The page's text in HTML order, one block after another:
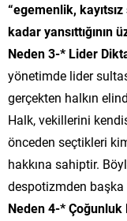
“egemenlik,
kadar
Neden 3-* Lider
yönetimde lider
gerçekten halkın
Halk, vekillerini
önceden seçtikleri
hakkına sahiptir.
despotizmden başka
Neden 4-*Çoğunluk